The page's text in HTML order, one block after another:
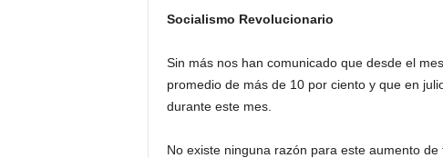
Socialismo Revolucionario
Sin más nos han comunicado que desde el
promedio de más de 10 por ciento y que en
durante este mes.
No existe ninguna razón para este aumento